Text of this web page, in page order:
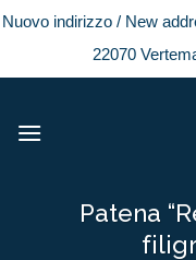
Nuovo indirizzo / New
22070
content
Patena